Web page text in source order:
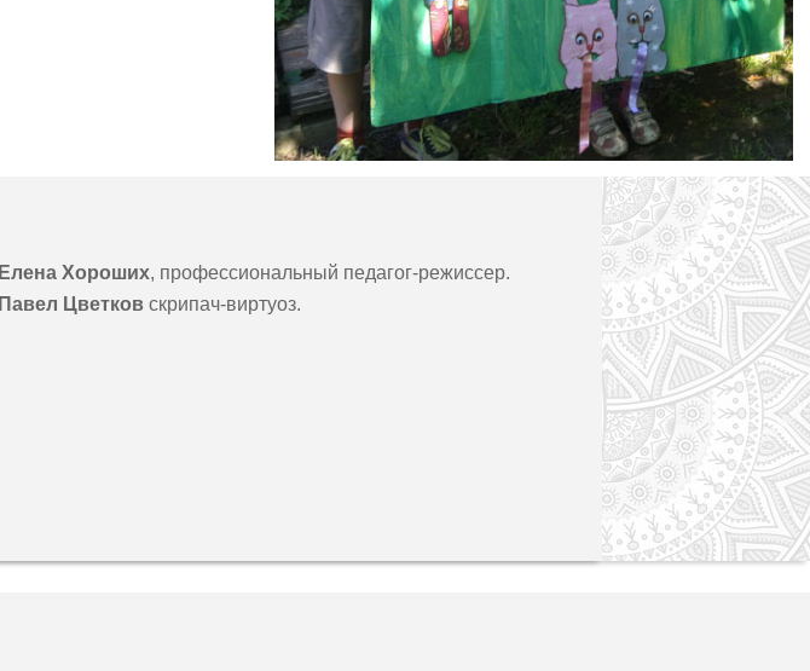
Елена Хороших, профессиональный педагог-режиссер.
Павел Цветков скрипач-виртуоз.